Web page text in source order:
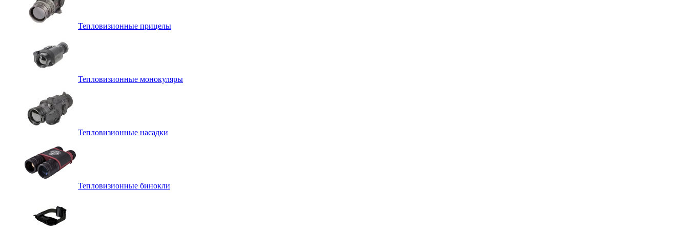
Тепловизионные прицелы
Тепловизионные монокуляры
Тепловизионные насадки
Тепловизионные бинокли